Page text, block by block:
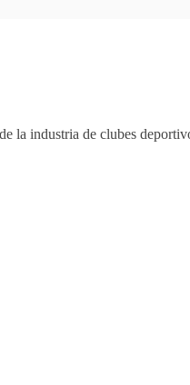
la industria de clubes